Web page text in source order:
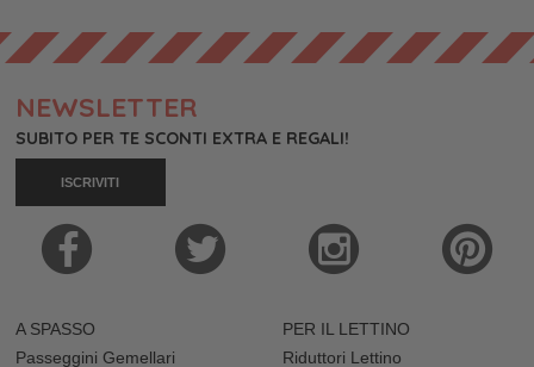
NEWSLETTER
SUBITO PER TE SCONTI EXTRA E REGALI!
ISCRIVITI
A SPASSO
Passeggini Gemellari
PER IL LETTINO
Riduttori Lettino